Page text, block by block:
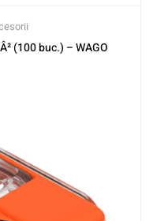
(100 buc.) – WAGO